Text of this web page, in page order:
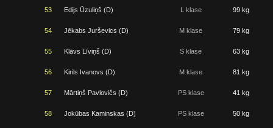
53 Edijs Ūzuliņš (D) L klase 99 kg
54 Jēkabs Jurševics (D) M klase 79 kg
55 Klāvs Līviņš (D) S klase 63 kg
56 Kirils Ivanovs (D) M klase 81 kg
57 Mārtiņš Pavlovičs (D) PS klase 41 kg
58 Jokūbas Kaminskas (D) PS klase 50 kg